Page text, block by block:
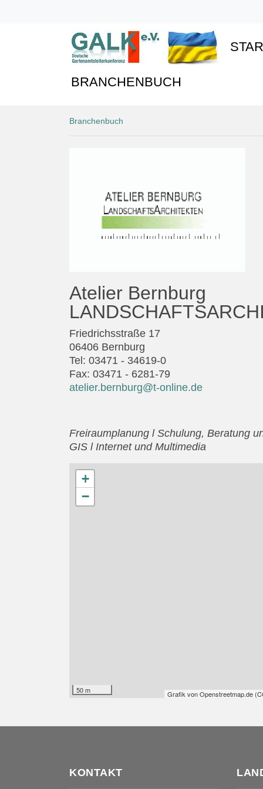
BRANCHENBUCH
Branchenbuch
Atelier Bernburg
Friedrichsstraße 17
06406 Bernburg
Tel: 03471 - 34619-0
Fax: 03471 - 6281-79
atelier.bernburg@t-online.de
Freiraumplanung l Schulung, Beratung
GIS l Internet und Multimedia
+
−
50 m Grafik vonOpenstreetmap.de(
KONTAKT